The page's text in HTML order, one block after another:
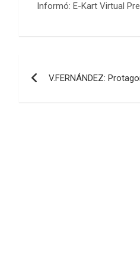
Informó: E-Kart Virtual
de
V.FERNÁNDEZ: